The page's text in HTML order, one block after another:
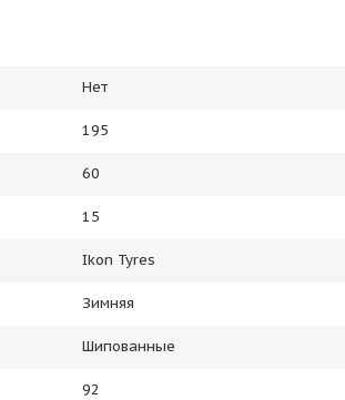
Нет
195
60
15
Ikon Tyres
Зимняя
Шипованные
92